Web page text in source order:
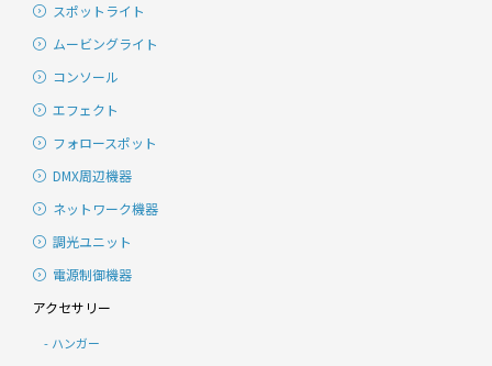
スポットライト
ムービングライト
コンソール
エフェクト
フォロースポット
DMX周辺機器
ネットワーク機器
調光ユニット
電源制御機器
アクセサリー
ハンガー